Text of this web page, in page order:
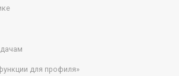
для профиля»